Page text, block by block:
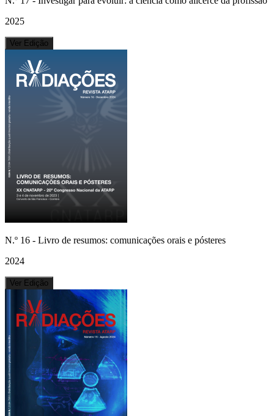
2025
Ver Edição
N.º 16 - Livro de resumos: comunicações orais e pósteres
2024
Ver Edição